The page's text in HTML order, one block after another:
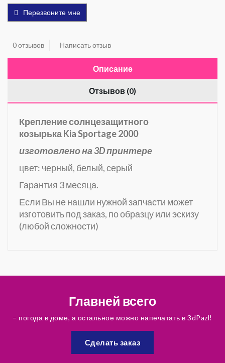
Перезвоните мне
0 отзывов Написать отзыв
Описание
Отзывов (0)
Крепление солнцезащитного
козырька Kia Sportage2000
изготовлено на 3D принтере
цвет: черный, белый, серый
Гарантия 3 месяца.
Если Вы не нашли нужной запчасти может
изготовить под заказ, по образцу или эскизу
(любой сложности)
Главней всего
– погода в доме, а остальное можно напечатать в 3dPazl!
Сделать заказ